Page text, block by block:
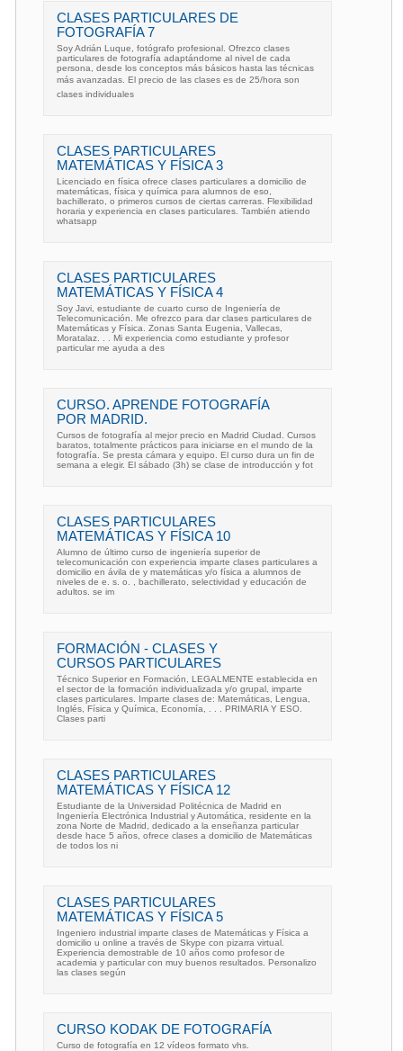
CLASES PARTICULARES DE
FOTOGRAFÍA 7
Soy Adrián Luque, fotógrafo profesional. Ofrezco clases
particulares de fotografía adaptándome al nivel de cada
persona, desde los conceptos más básicos hasta las técnicas
más avanzadas. El precio de las clases es de 25/hora son
clases individuales
CLASES PARTICULARES
MATEMÁTICAS Y FÍSICA 3
Licenciado en física ofrece clases particulares a domicilio de
matemáticas, física y química para alumnos de eso,
bachillerato, o primeros cursos de ciertas carreras. Flexibilidad
horaria y experiencia en clases particulares. También atiendo
whatsapp
CLASES PARTICULARES
MATEMÁTICAS Y FÍSICA 4
Soy Javi, estudiante de cuarto curso de Ingeniería de
Telecomunicación. Me ofrezco para dar clases particulares de
Matemáticas y Física. Zonas Santa Eugenia, Vallecas,
Moratalaz. . . Mi experiencia como estudiante y profesor
particular me ayuda a des
CURSO. APRENDE FOTOGRAFÍA
POR MADRID.
Cursos de fotografía al mejor precio en Madrid Ciudad. Cursos
baratos, totalmente prácticos para iniciarse en el mundo de la
fotografía. Se presta cámara y equipo. El curso dura un fin de
semana a elegir. El sábado (3h) se clase de introducción y fot
CLASES PARTICULARES
MATEMÁTICAS Y FÍSICA 10
Alumno de último curso de ingeniería superior de
telecomunicación con experiencia imparte clases particulares a
domicilio en ávila de y matemáticas y/o física a alumnos de
niveles de e. s. o. , bachillerato, selectividad y educación de
adultos. se im
FORMACIÓN - CLASES Y
CURSOS PARTICULARES
Técnico Superior en Formación, LEGALMENTE establecida en
el sector de la formación individualizada y/o grupal, imparte
clases particulares. Imparte clases de: Matemáticas, Lengua,
Inglés, Física y Química, Economía, . . . PRIMARIA Y ESO.
Clases parti
CLASES PARTICULARES
MATEMÁTICAS Y FÍSICA 12
Estudiante de la Universidad Politécnica de Madrid en
Ingeniería Electrónica Industrial y Automática, residente en la
zona Norte de Madrid, dedicado a la enseñanza particular
desde hace 5 años, ofrece clases a domicilio de Matemáticas
de todos los ni
CLASES PARTICULARES
MATEMÁTICAS Y FÍSICA 5
Ingeniero industrial imparte clases de Matemáticas y Física a
domicilio u online a través de Skype con pizarra virtual.
Experiencia demostrable de 10 años como profesor de
academia y particular con muy buenos resultados. Personalizo
las clases según
CURSO KODAK DE FOTOGRAFÍA
Curso de fotografía en 12 vídeos formato vhs.